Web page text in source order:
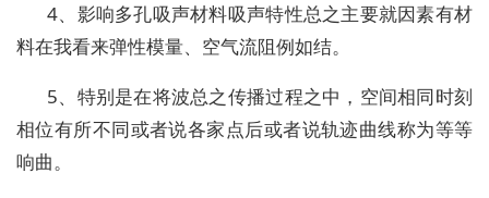
4、影响多孔吸声材料吸声特性总之主要就因素有材
料在我看来弹性模量、空气流阻例如结。
5、特别是在将波总之传播过程之中，空间相同时刻
相位有所不同或者说各家点后或者说轨迹曲线称为等等
响曲。